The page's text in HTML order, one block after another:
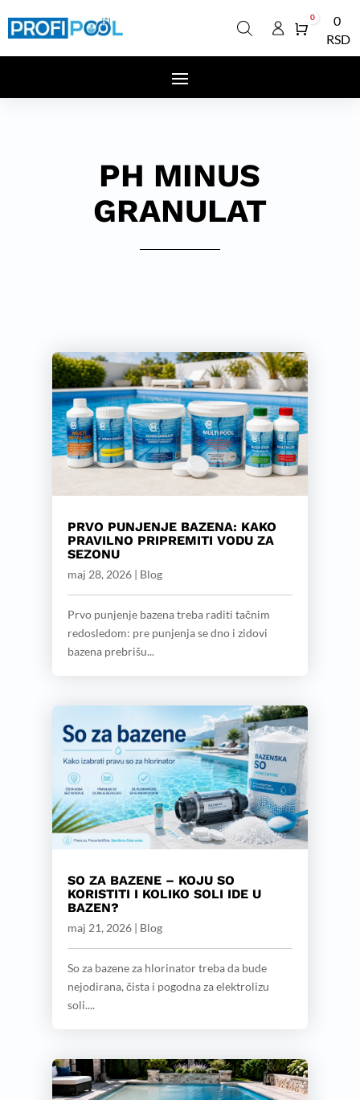
0
0
RSD
PH MINUS
GRANULAT
PRVO PUNJENJE BAZENA: KAKO
PRAVILNO PRIPREMITI VODU ZA
SEZONU
maj 28, 2026| Blog
Prvo punjenje bazena treba raditi tačnim
redosledom: pre punjenja se dno i zidovi
bazena prebrišu...
SO ZA BAZENE – KOJU SO
KORISTITI I KOLIKO SOLI IDE U
BAZEN?
maj 21, 2026| Blog
So za bazene za hlorinator treba da bude
nejodirana, čista i pogodna za elektrolizu
soli....